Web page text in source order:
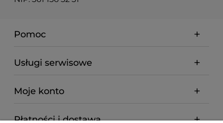
Pomoc
Usługi serwisowe
Moje konto
Płatności i dostawa